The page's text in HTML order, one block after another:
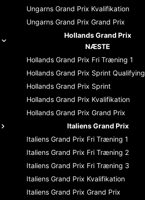
Ungarns Grand Prix Kvalifikation
Ungarns Grand Prix Grand Prix
Hollands Grand Prix
NÆSTE
Hollands Grand Prix Fri Træning 1
Hollands Grand Prix Sprint Qualifying
Hollands Grand Prix Sprint
Hollands Grand Prix Kvalifikation
Hollands Grand Prix Grand Prix
Italiens Grand Prix
Italiens Grand Prix Fri Træning 1
Italiens Grand Prix Fri Træning 2
Italiens Grand Prix Fri Træning 3
Italiens Grand Prix Kvalifikation
Italiens Grand Prix Grand Prix